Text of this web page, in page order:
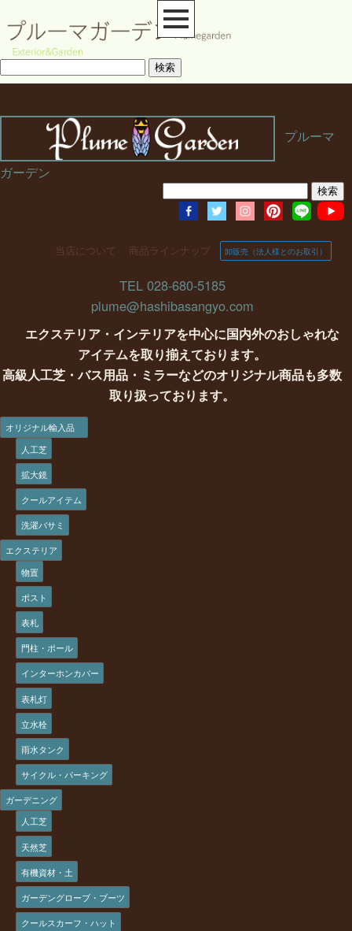
プルーマ
ガーデン
当店について 商品ラインナップ 卸販売（法人様とのお取引）
TEL 028-680-5185
plume@hashibasangyo.com
エクステリア・インテリアを中心に国内外のおしゃれな
アイテムを取り揃えております。
高級人工芝・バス用品・ミラーなどのオリジナル商品も多数
取り扱っております。
オリジナル輸入品
人工芝
拡大鏡
クールアイテム
洗濯バサミ
エクステリア
物置
ポスト
表札
門柱・ポール
インターホンカバー
表札灯
立水栓
雨水タンク
サイクル・パーキング
ガーデニング
人工芝
天然芝
有機資材・土
ガーデングローブ・ブーツ
クールスカーフ・ハット